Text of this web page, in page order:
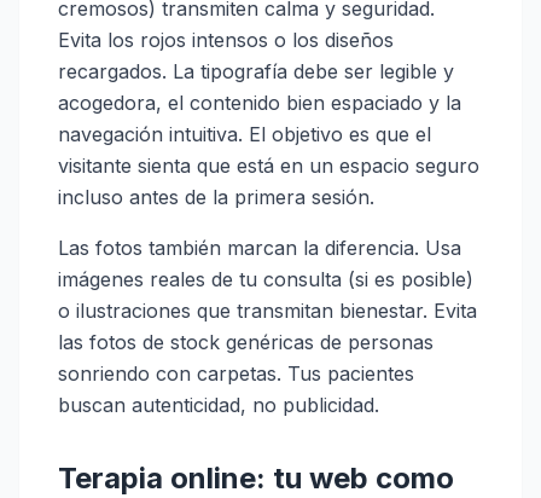
cremosos) transmiten calma y seguridad.
Evita los rojos intensos o los diseños
recargados. La tipografía debe ser legible y
acogedora, el contenido bien espaciado y la
navegación intuitiva. El objetivo es que el
visitante sienta que está en un espacio seguro
incluso antes de la primera sesión.
Las fotos también marcan la diferencia. Usa
imágenes reales de tu consulta (si es posible)
o ilustraciones que transmitan bienestar. Evita
las fotos de stock genéricas de personas
sonriendo con carpetas. Tus pacientes
buscan autenticidad, no publicidad.
Terapia online: tu web como